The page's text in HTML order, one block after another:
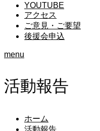
YOUTUBE
アクセス
ご意見・ご要望
後援会申込
menu
活動報告
ホーム
活動報告